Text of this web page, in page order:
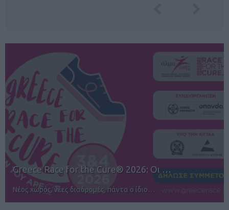
12ος TUI Rhodes Marathon: Άνοιγμα ε…
Αγώνες για όλους στην Ρόδο